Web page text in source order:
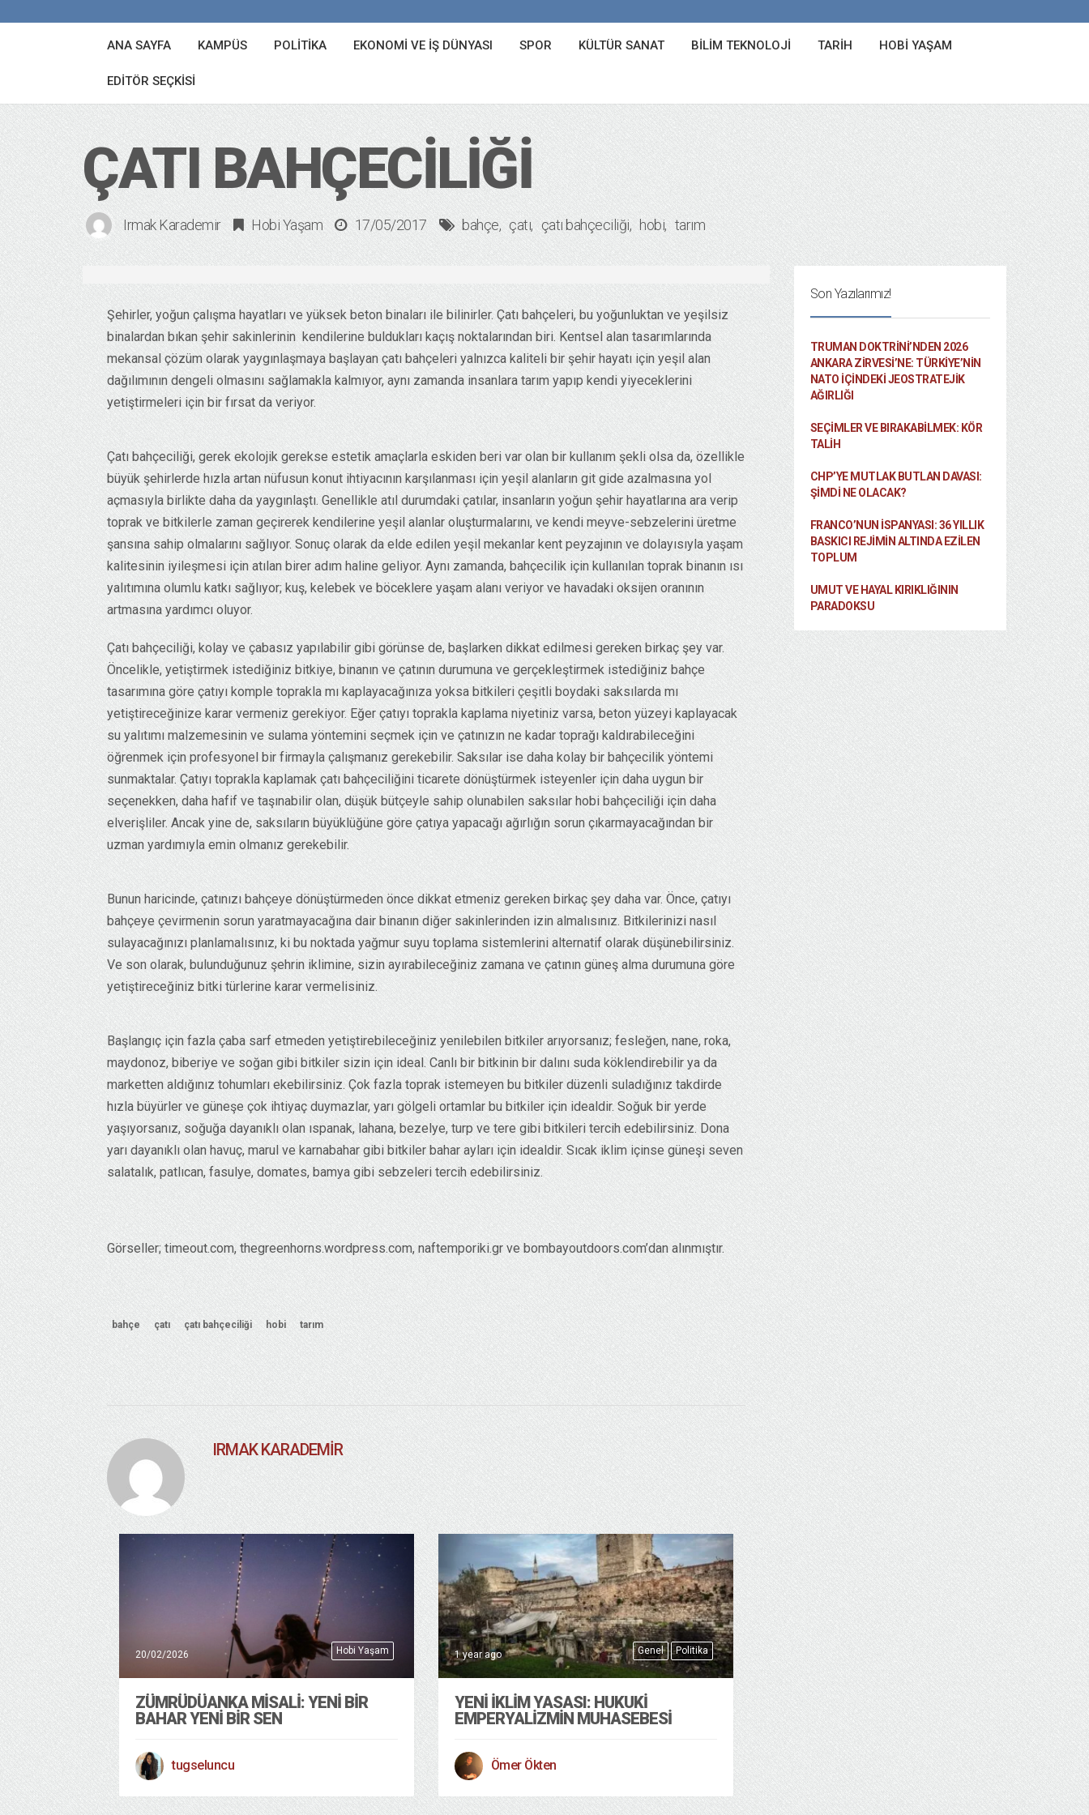
ANA SAYFA KAMPÜS POLITIKA EKONOMI VE İŞ DÜNYASI SPOR KÜLTÜR SANAT BILIM TEKNOLOJI TARIH HOBI YAŞAM
EDITÖR SEÇKISI
ÇATI BAHÇECILIĞI
Irmak Karademir Hobi Yaşam 17/05/2017 bahçe çatı çatı bahçeciliği hobi tarım
Şehirler, yoğun çalışma hayatları ve yüksek beton binaları ile bilinirler. Çatı bahçeleri, bu yoğunluktan ve yeşilsiz
binalardan bıkan şehir sakinlerinin kendilerine buldukları kaçış noktalarından biri. Kentsel alan tasarımlarında
mekansal çözüm olarak yaygınlaşmaya başlayan çatı bahçeleri yalnızca kaliteli bir şehir hayatı için yeşil alan
dağılımının dengeli olmasını sağlamakla kalmıyor, aynı zamanda insanlara tarım yapıp kendi yiyeceklerini
yetiştirmeleri için bir fırsat da veriyor.
Çatı bahçeciliği, gerek ekolojik gerekse estetik amaçlarla eskiden beri var olan bir kullanım şekli olsa da, özellikle
büyük şehirlerde hızla artan nüfusun konut ihtiyacının karşılanması için yeşil alanların git gide azalmasına yol
açmasıyla birlikte daha da yaygınlaştı. Genellikle atıl durumdaki çatılar, insanların yoğun şehir hayatlarına ara verip
toprak ve bitkilerle zaman geçirerek kendilerine yeşil alanlar oluşturmalarını, ve kendi meyve-sebzelerini üretme
şansına sahip olmalarını sağlıyor. Sonuç olarak da elde edilen yeşil mekanlar kent peyzajının ve dolayısıyla yaşam
kalitesinin iyileşmesi için atılan birer adım haline geliyor. Aynı zamanda, bahçecilik için kullanılan toprak binanın ısı
yalıtımına olumlu katkı sağlıyor; kuş, kelebek ve böceklere yaşam alanı veriyor ve havadaki oksijen oranının
artmasına yardımcı oluyor.
Çatı bahçeciliği, kolay ve çabasız yapılabilir gibi görünse de, başlarken dikkat edilmesi gereken birkaç şey var.
Öncelikle, yetiştirmek istediğiniz bitkiye, binanın ve çatının durumuna ve gerçekleştirmek istediğiniz bahçe
tasarımına göre çatıyı komple toprakla mı kaplayacağınıza yoksa bitkileri çeşitli boydaki saksılarda mı
yetiştireceğinize karar vermeniz gerekiyor. Eğer çatıyı toprakla kaplama niyetiniz varsa, beton yüzeyi kaplayacak
su yalıtımı malzemesinin ve sulama yöntemini seçmek için ve çatınızın ne kadar toprağı kaldırabileceğini
öğrenmek için profesyonel bir firmayla çalışmanız gerekebilir. Saksılar ise daha kolay bir bahçecilik yöntemi
sunmaktalar. Çatıyı toprakla kaplamak çatı bahçeciliğini ticarete dönüştürmek isteyenler için daha uygun bir
seçenekken, daha hafif ve taşınabilir olan, düşük bütçeyle sahip olunabilen saksılar hobi bahçeciliği için daha
elverişliler. Ancak yine de, saksıların büyüklüğüne göre çatıya yapacağı ağırlığın sorun çıkarmayacağından bir
uzman yardımıyla emin olmanız gerekebilir.
Bunun haricinde, çatınızı bahçeye dönüştürmeden önce dikkat etmeniz gereken birkaç şey daha var. Önce, çatıyı
bahçeye çevirmenin sorun yaratmayacağına dair binanın diğer sakinlerinden izin almalısınız. Bitkilerinizi nasıl
sulayacağınızı planlamalısınız, ki bu noktada yağmur suyu toplama sistemlerini alternatif olarak düşünebilirsiniz.
Ve son olarak, bulunduğunuz şehrin iklimine, sizin ayırabileceğiniz zamana ve çatının güneş alma durumuna göre
yetiştireceğiniz bitki türlerine karar vermelisiniz.
Başlangıç için fazla çaba sarf etmeden yetiştirebileceğiniz yenilebilen bitkiler arıyorsanız; fesleğen, nane, roka,
maydonoz, biberiye ve soğan gibi bitkiler sizin için ideal. Canlı bir bitkinin bir dalını suda köklendirebilir ya da
marketten aldığınız tohumları ekebilirsiniz. Çok fazla toprak istemeyen bu bitkiler düzenli suladığınız takdirde
hızla büyürler ve güneşe çok ihtiyaç duymazlar, yarı gölgeli ortamlar bu bitkiler için idealdir. Soğuk bir yerde
yaşıyorsanız, soğuğa dayanıklı olan ıspanak, lahana, bezelye, turp ve tere gibi bitkileri tercih edebilirsiniz. Dona
yarı dayanıklı olan havuç, marul ve karnabahar gibi bitkiler bahar ayları için idealdir. Sıcak iklim içinse güneşi seven
salatalık, patlıcan, fasulye, domates, bamya gibi sebzeleri tercih edebilirsiniz.
Görseller; timeout.com, thegreenhorns.wordpress.com, naftemporiki.gr ve bombayoutdoors.com’dan alınmıştır.
bahçe çatı çatı bahçeciliği hobi tarım
IRMAK KARADEMIR
Hobi Yaşam
20/02/2026
ZÜMRÜDÜANKA MİSALİ: YENİ BİR
BAHAR YENİ BİR SEN
tugseluncu
Genel Politika
1 year ago
YENI İKLIM YASASI: HUKUKI
EMPERYALIZMIN MUHASEBESI
Ömer Ökten
Son Yazılarımız!
TRUMAN DOKTRINI’NDEN 2026
ANKARA ZIRVESI’NE: TÜRKIYE’NIN
NATO İÇINDEKI JEOSTRATEJIK
AĞIRLIĞI
SEÇIMLER VE BIRAKABILMEK: KÖR
TALIH
CHP’YE MUTLAK BUTLAN DAVASI:
ŞİMDİ NE OLACAK?
FRANCO’NUN İSPANYASI: 36 YILLIK
BASKICI REJIMIN ALTINDA EZILEN
TOPLUM
UMUT VE HAYAL KIRIKLIĞININ
PARADOKSU